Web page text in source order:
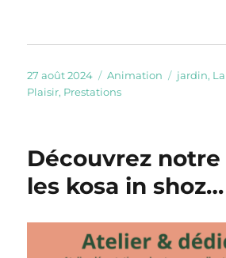
Publié
le
27 août 2024 Catégories
Animation jardin,
Plaisir, Prestations
Découvrez
les kosa in shoz…